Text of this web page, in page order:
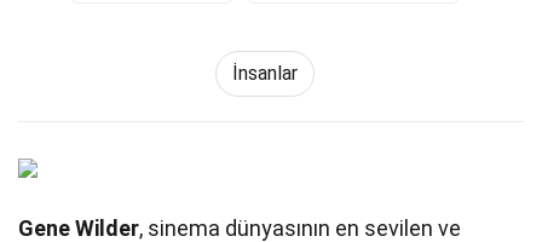
İnsanlar
Gene Wilder, sinema dünyasının en sevilen ve